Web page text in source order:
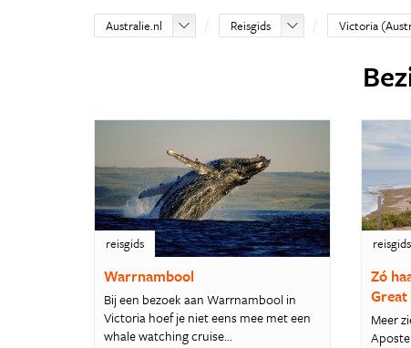
Australie.nl Reisgids Victoria
reisgids
Warrnambool
Bij een bezoek aan Warrnambool in
Victoria hoef je niet eens mee met een
whale watching cruise...
reisgids
Zó
Great
Meer